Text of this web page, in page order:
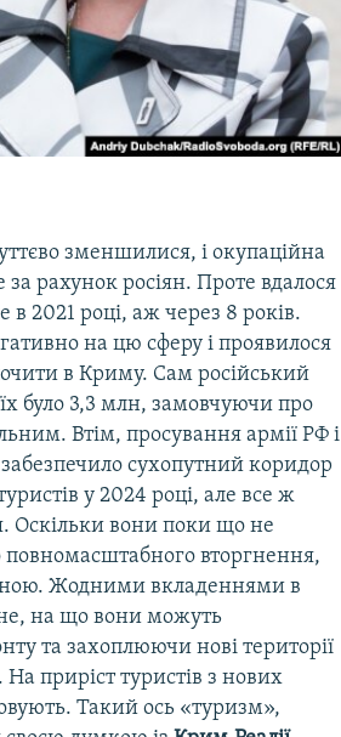
зменшилися, і окупаційна
рахунок росіян. Проте вдалося
2021 році, аж через 8 років.
на цю сферу і проявилося
в Криму. Сам російський
було 3,3 млн, замовчуючи про
Втім, просування армії РФ і
сухопутний коридор
у 2024 році, але все ж
Оскільки вони поки що не
повномасштабного вторгнення,
Жодними вкладеннями в
на що вони можуть
та захоплюючи нові території
приріст туристів з нових
Такий ось «туризм»,